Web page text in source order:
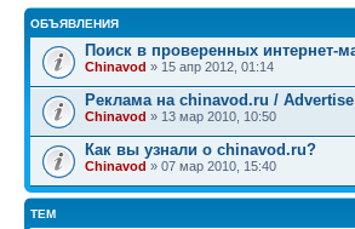
ОБЪЯВЛЕНИЯ
Поиск в проверенных интернет-
Chinavod » 15 апр 2012, 01:14
Реклама на chinavod.ru /
Chinavod » 13 мар 2010, 10:50
Как вы узнали о chinavod.ru?
Chinavod » 07 мар 2010, 15:40
ТЕМ